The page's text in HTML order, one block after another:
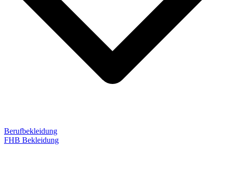
Berufbekleidung
FHB Bekleidung